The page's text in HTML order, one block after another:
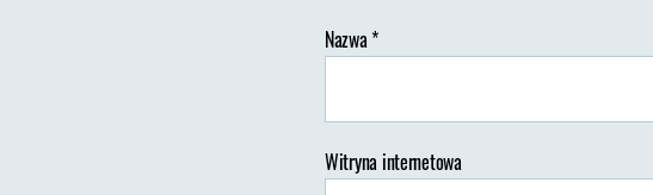
Nazwa*
Witryna internetowa